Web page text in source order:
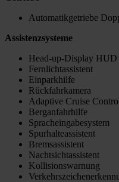
Automatikgetriebe
Assistenzsysteme
Head-up-Display HUD
Fernlichtassistent
Einparkhilfe
Rückfahrkamera
Adaptive Cruise
Berganfahrhilfe
Spracheingabesystem
Spurhalteassistent
Bremsassistent
Nachtsichtassistent
Kollisionswarnung